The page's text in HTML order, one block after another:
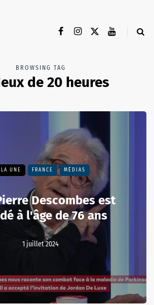
BROWSING TAG
de 20 heures
UNE FRANCE MÉDIAS
Descombes est
à l'âge de 76 ans
1 juillet 2024